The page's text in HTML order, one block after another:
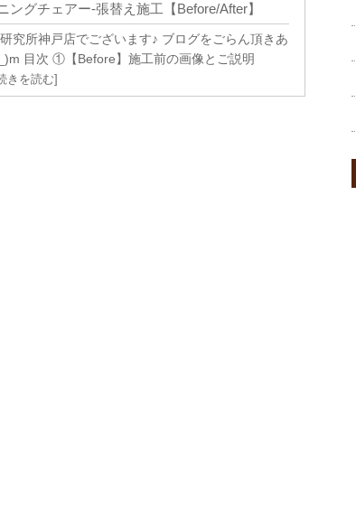
ングチェアー-張替え施工【Before/After】
究所神戸店でございます♪ ブログをごらん頂きあ
目次 ①【Before】施工前の画像とご説明
きを読む]